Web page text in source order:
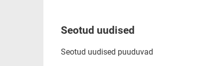
Seotud uudised
Seotud uudised puuduvad